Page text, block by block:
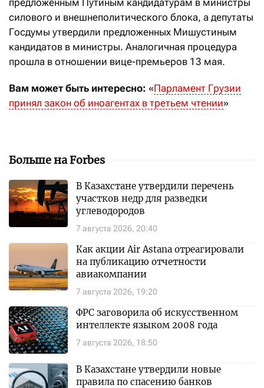
предложенным Путиным кандидатурам в министры
силового и внешнеполитического блока, а депутаты
Госдумы утвердили предложенных Мишустиным
кандидатов в министры. Аналогичная процедура
прошла в отношении вице-премьеров 13 мая.
Вам может быть интересно: «Парламент Грузии
принял закон об иноагентах в третьем чтении»
Больше на Forbes
7 августа 2026, 20:40
В Казахстане утвердили перечень
участков недр для разведки
углеводородов
7 августа 2026, 19:20
Как акции Air Astana отреагировали
на публикацию отчетности
авиакомпании
7 августа 2026, 18:50
ФРС заговорила об искусственном
интеллекте языком 2008 года
В Казахстане утвердили новые
правила по спасению банков